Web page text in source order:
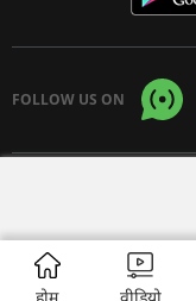
FOLLOW US ON